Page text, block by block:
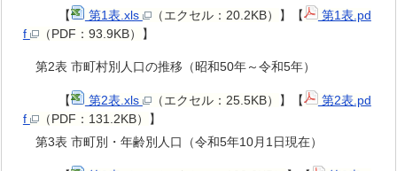
【 第1表.xls （エクセル：20.2KB） 】【
第1表.pd
f
（PDF：93.9KB） 】
第2表 市町村別人口の推移（昭和50年～令和5年）
【 第2表.xls （エクセル：25.5KB） 】【
第2表.pd
f
（PDF：131.2KB）
】
第3表 市町別・年齢別人口（令和5年10月1日現在）